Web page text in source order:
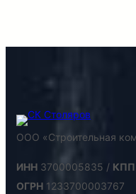
ООО «Строительная
ИНН 3700005835 / КПП
ОГРН 1233700003767